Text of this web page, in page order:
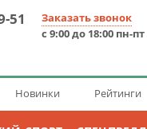
51
Заказать звонок
с 9:00 до 18:00 пн-пт
Новинки Рейтинги